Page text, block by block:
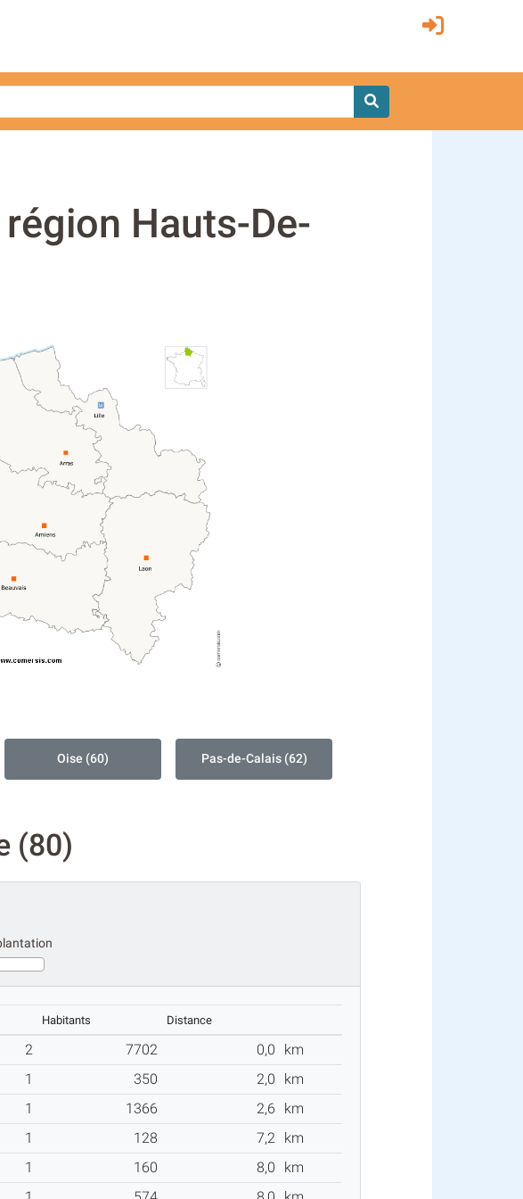
Hauts-De-
Oise (60) Pas-de-Calais (62)
(80)
Habitants Distance
2 7702 0,0
km
1 350 2,0
km
1 1366 2,6
km
1 128 7,2
km
1 160 8,0
km